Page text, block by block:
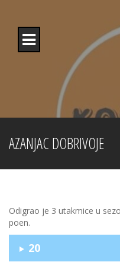
content
AZANJAC DOBRIVOJE
Odigrao je 3 utakmice u
poen.
20